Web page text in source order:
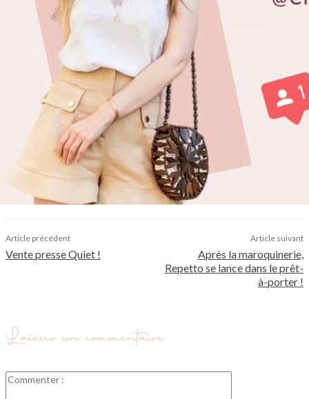
Article précédent
Vente presse Quiet !
Article suivant
Après la maroquinerie,
Repetto se lance dans le prêt-
à-porter !
Laisser un commentaire